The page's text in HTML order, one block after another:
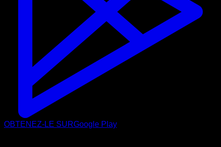
OBTENEZ-LE SURGoogle Play